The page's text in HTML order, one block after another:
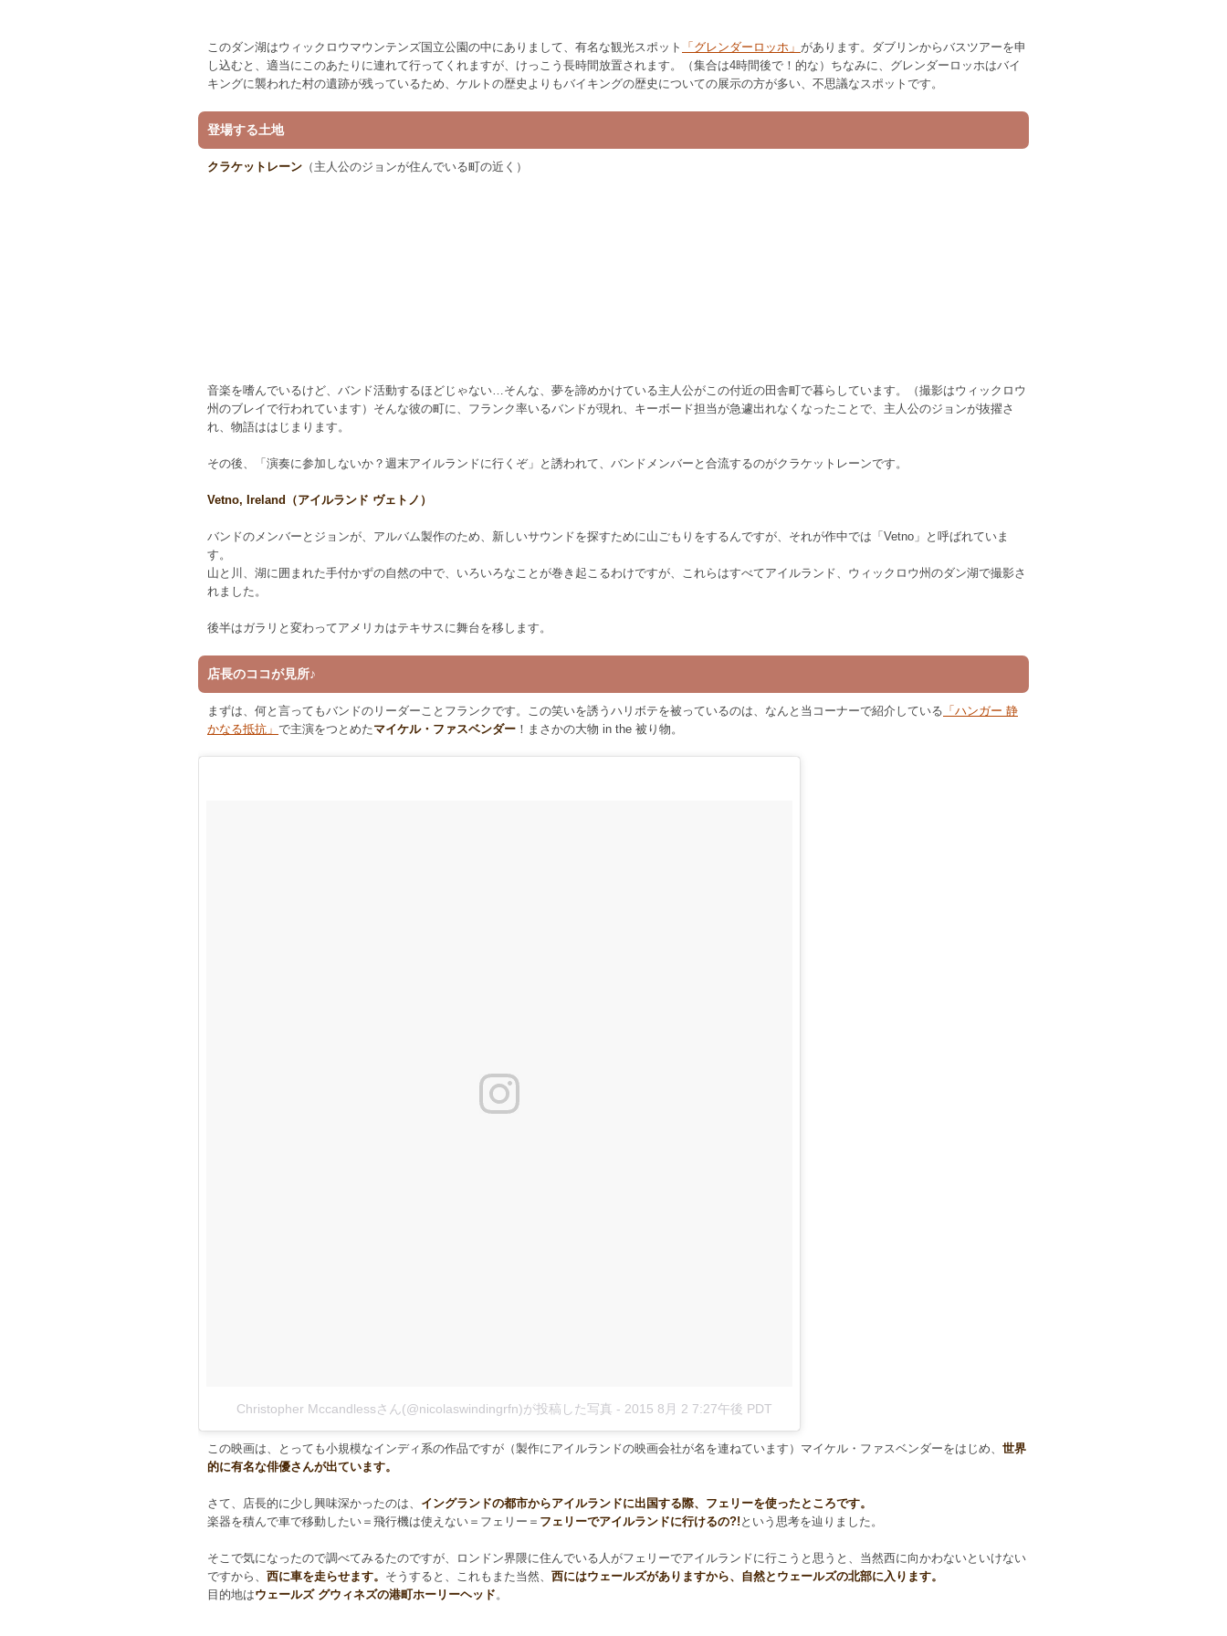
このダン湖はウィックロウマウンテンズ国立公園の中にありまして、有名な観光スポット 「グレンダーロッホ」 があります。ダブリンからバスツアーを申
し込むと、適当にこのあたりに連れて行ってくれますが、けっこう長時間放置されます。（集合は4時間後で！的な）ちなみに、グレンダーロッホはバイ
キングに襲われた村の遺跡が残っているため、ケルトの歴史よりもバイキングの歴史についての展示の方が多い、不思議なスポットです。
登場する土地
クラケットレーン （主人公のジョンが住んでいる町の近く）
音楽を嗜んでいるけど、バンド活動するほどじゃない…そんな、夢を諦めかけている主人公がこの付近の田舎町で暮らしています。（撮影はウィックロウ
州のブレイで行われています）そんな彼の町に、フランク率いるバンドが現れ、キーボード担当が急遽出れなくなったことで、主人公のジョンが抜擢さ
れ、物語ははじまります。
その後、「演奏に参加しないか？週末アイルランドに行くぞ」と誘われて、バンドメンバーと合流するのがクラケットレーンです。
Vetno, Ireland（アイルランド ヴェトノ）
バンドのメンバーとジョンが、アルバム製作のため、新しいサウンドを探すために山ごもりをするんですが、それが作中では「Vetno」と呼ばれていま
す。
山と川、湖に囲まれた手付かずの自然の中で、いろいろなことが巻き起こるわけですが、これらはすべてアイルランド、ウィックロウ州のダン湖で撮影さ
れました。
後半はガラリと変わってアメリカはテキサスに舞台を移します。
店長のココが見所♪
まずは、何と言ってもバンドのリーダーことフランクです。この笑いを誘うハリボテを被っているのは、なんと当コーナーで紹介している 「ハンガー 静
かなる抵抗」 で主演をつとめたマイケル・ファスベンダー ！まさかの大物 in the 被り物。
Christopher Mccandlessさん(@nicolaswindingrfn)が投稿した写真 - 2015 8月 2 7:27午後 PDT
この映画は、とっても小規模なインディ系の作品ですが（製作にアイルランドの映画会社が名を連ねています）マイケル・ファスベンダーをはじめ、 世界
的に有名な俳優さんが出ています。
さて、店長的に少し興味深かったのは、 イングランドの都市からアイルランドに出国する際、フェリーを使ったところです。
楽器を積んで車で移動したい＝飛行機は使えない＝フェリー＝ フェリーでアイルランドに行けるの?! という思考を辿りました。
そこで気になったので調べてみるたのですが、ロンドン界隈に住んでいる人がフェリーでアイルランドに行こうと思うと、当然西に向かわないといけない
ですから、 西に車を走らせます。 そうすると、これもまた当然、 西にはウェールズがありますから、自然とウェールズの北部に入ります。
目的地はウェールズ グウィネズの港町ホーリーヘッド。